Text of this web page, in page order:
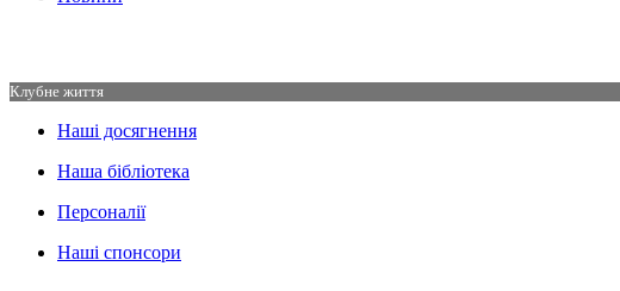
Клубне життя
Наші досягнення
Наша бібліотека
Персоналії
Наші спонсори